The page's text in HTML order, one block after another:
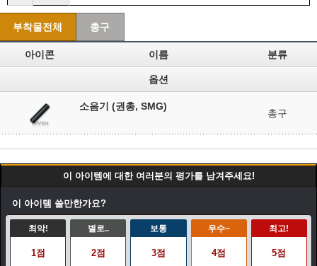
부착물전체 총구
아이콘 이름 분류
옵션
소음기 (권총, SMG)
총구
이 아이템에 대한 여러분의 평가를 남겨주세요!
이 아이템 쓸만한가요?
최악!
1점
별로..
2점
보통
3점
우수~
4점
최고!
5점